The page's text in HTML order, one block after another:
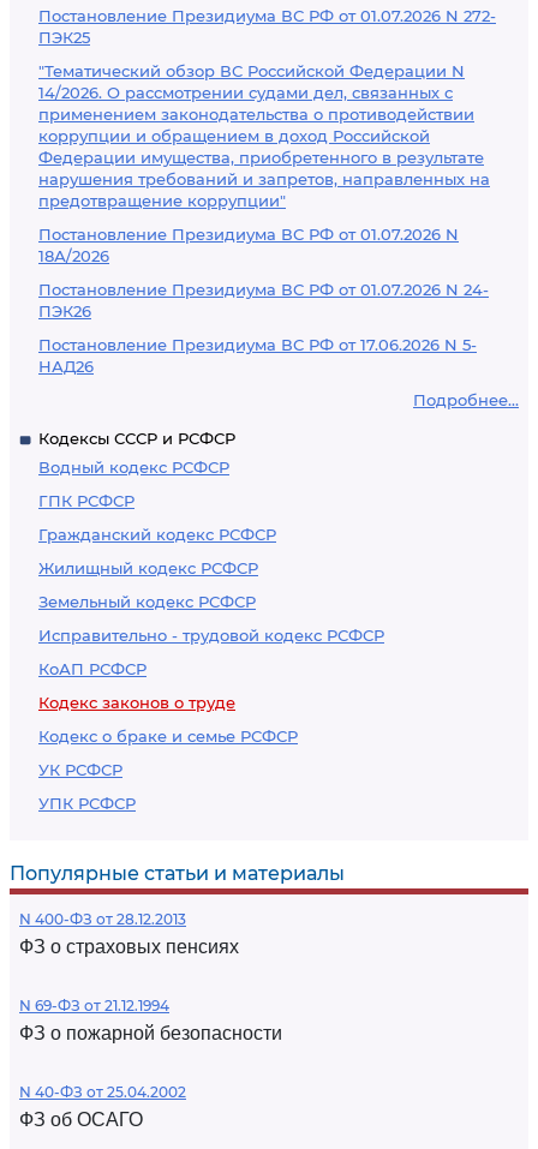
Постановление Президиума ВС РФ от 01.07.2026 N 272-
ПЭК25
"Тематический обзор ВС Российской Федерации N
14/2026. О рассмотрении судами дел, связанных с
применением законодательства о противодействии
коррупции и обращением в доход Российской
Федерации имущества, приобретенного в результате
нарушения требований и запретов, направленных на
предотвращение коррупции"
Постановление Президиума ВС РФ от 01.07.2026 N
18А/2026
Постановление Президиума ВС РФ от 01.07.2026 N 24-
ПЭК26
Постановление Президиума ВС РФ от 17.06.2026 N 5-
НАД26
Подробнее...
Кодексы СССР и РСФСР
Водный кодекс РСФСР
ГПК РСФСР
Гражданский кодекс РСФСР
Жилищный кодекс РСФСР
Земельный кодекс РСФСР
Исправительно - трудовой кодекс РСФСР
КоАП РСФСР
Кодекс законов о труде
Кодекс о браке и семье РСФСР
УК РСФСР
УПК РСФСР
Популярные статьи и материалы
N 400-ФЗ от 28.12.2013
ФЗ о страховых пенсиях
N 69-ФЗ от 21.12.1994
ФЗ о пожарной безопасности
N 40-ФЗ от 25.04.2002
ФЗ об ОСАГО